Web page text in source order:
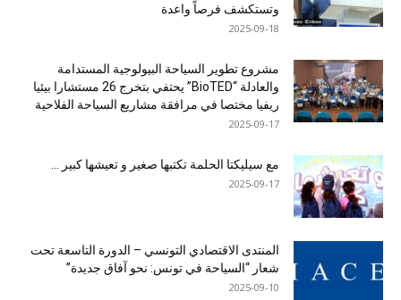
وتستكشف فرصاً واعدة
2025-09-18
مشروع تطوير السياحة البيولوجية المستدامة
والعادلة “BioTED” يحتفي بتخرج 26 مستشارا بيئيا
ريفيا مختصا في مرافقة مشاريع السياحة الفلاحية
2025-09-17
مع سيليكتا الحلمة تكتبها صغير و تعيشها كبير …
2025-09-17
المنتدى الاقتصادي التونسي – الدورة التاسعة تحت
شعار “السياحة في تونس: نحو آفاق جديدة”
2025-09-10